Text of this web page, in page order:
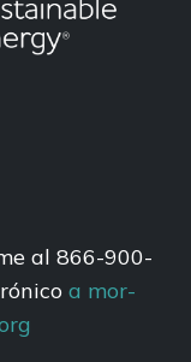
al 866-900-
a mor-